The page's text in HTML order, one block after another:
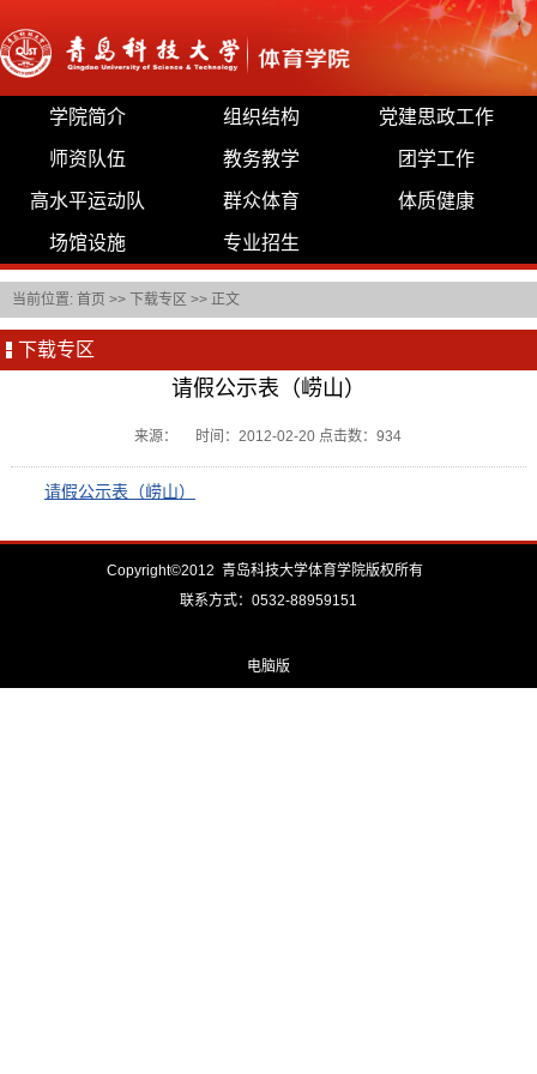
学院简介 组织结构 党建思政工作
师资队伍 教务教学 团学工作
高水平运动队 群众体育 体质健康
场馆设施 专业招生
当前位置: 首页 >> 下载专区 >> 正文
下载专区
请假公示表（崂山）
来源： 时间：2012-02-20 点击数：934
请假公示表（崂山）
Copyright©2012 青岛科技大学体育学院版权所有
联系方式：0532-88959151
电脑版